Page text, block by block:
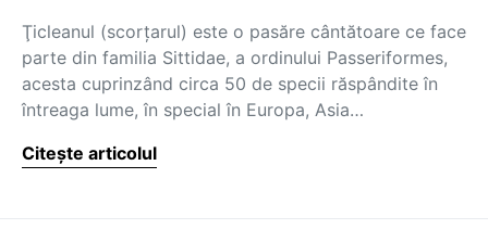
Ţicleanul (scorţarul) este o pasăre cântătoare ce face
parte din familia Sittidae, a ordinului Passeriformes,
acesta cuprinzând circa 50 de specii răspândite în
întreaga lume, în special în Europa, Asia…
Citește articolul